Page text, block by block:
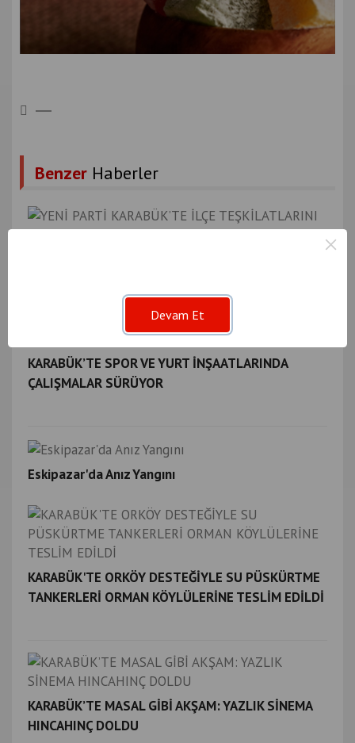
Benzer Haberler
KARABÜK’TE SPOR VE YURT İNŞAATLARINDA
ÇALIŞMALAR SÜRÜYOR
Eskipazar'da Anız Yangını
KARABÜK'TE ORKÖY DESTEĞİYLE SU PÜSKÜRTME
TANKERLERİ ORMAN KÖYLÜLERİNE TESLİM EDİLDİ
KARABÜK’TE MASAL GİBİ AKŞAM: YAZLIK SİNEMA
HINCAHINÇ DOLDU
×
Devam Et